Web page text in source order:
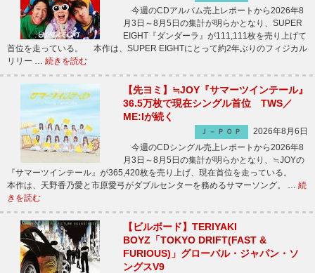
今週のCDアルバム売上レポートから2026年8
月3日～8月5日の集計が明らかとなり、SUPER
EIGHT『ダンダーラ』が111,111枚を売り上げて
首位を走っている。 本作は、SUPER EIGHTにとって約2年ぶりのフィジカル
リリー … 続きを読む
【先ヨミ】≒JOY『サマーツインテール』
36.5万枚で現在シングル首位 TWS／
ME:Iが続く
Ｊ－ＰＯＰ
2026年8月6日
今週のCDシングル売上レポートから2026年8
月3日～8月5日の集計が明らかとなり、≒JOYの
『サマーツインテール』が365,420枚を売り上げ、現在首位を走っている。
本作は、天野香乃愛と市原愛弓がダブルセンターを務めるサマーソング。 … 続
きを読む
【ビルボード】TERIYAKI
BOYZ「TOKYO DRIFT(FAST &
FURIOUS)」グローバル・ジャパン・ソ
ングスV9